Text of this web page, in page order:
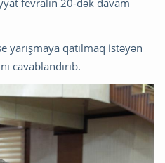
fevralın 20-dək davam
yarışmaya qatılmaq istəyən
cavablandırıb.